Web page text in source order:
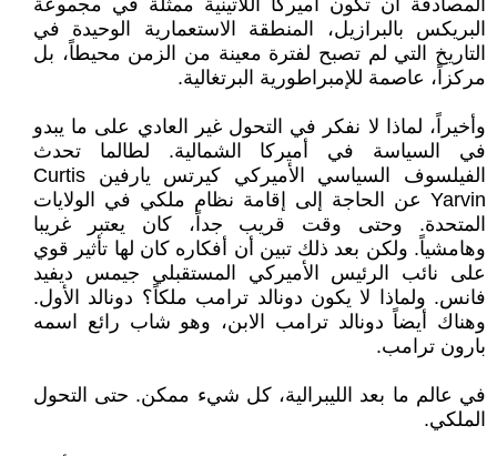
المصادفة أن تكون أميركا اللاتينية ممثلة في مجموعة
البريكس بالبرازيل، المنطقة الاستعمارية الوحيدة في
التاريخ التي لم تصبح لفترة معينة من الزمن محيطاً، بل
مركزاً، عاصمة للإمبراطورية البرتغالية.
وأخيراً، لماذا لا نفكر في التحول غير العادي على ما يبدو
في السياسة في أميركا الشمالية. لطالما تحدث
الفيلسوف السياسي الأميركي كيرتس يارفين Curtis
Yarvin عن الحاجة إلى إقامة نظام ملكي في الولايات
المتحدة. وحتى وقت قريب جداً، كان يعتبر غريبا
وهامشياً. ولكن بعد ذلك تبين أن أفكاره كان لها تأثير قوي
على نائب الرئيس الأميركي المستقبلي جيمس ديفيد
فانس. ولماذا لا يكون دونالد ترامب ملكاً؟ دونالد الأول.
وهناك أيضاً دونالد ترامب الابن، وهو شاب رائع اسمه
بارون ترامب.
في عالم ما بعد الليبرالية، كل شيء ممكن. حتى التحول
الملكي.